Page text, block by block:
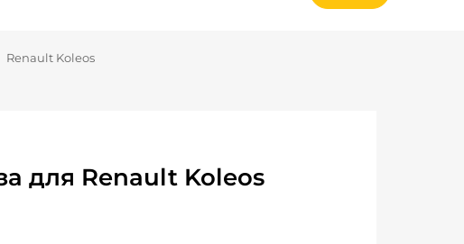
Renault Koleos
для Renault Koleos